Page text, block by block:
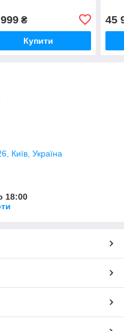
₴
Купити
45
Київ, Україна
18:00